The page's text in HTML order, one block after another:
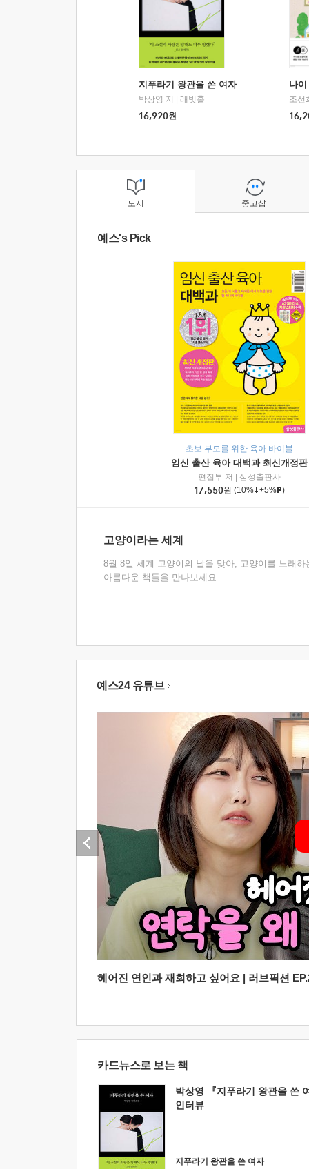
지푸라기 왕관을 쓴 여자
박상영 저
래빗홀
16,920원
나
조선
도서
예스's Pick
초보 부모를 위한 육아 바이블
임신 출산 육아 대백과 최신개정판
편집부 저
삼성출판사
17,550원 (10% +5% )
고양이라는 세계
8월 8일 세계 고양이의 날을 맞아, 고양이를 노래하
아름다운 책들을 만나보세요.
중고샵
예스24 유튜브
헤어진 연인과 재회하고 싶어요 | 러브픽션
카드뉴스로 보는 책
박상영 『지푸라기 왕관을 쓴
인터뷰
지푸라기 왕관을 쓴 여자